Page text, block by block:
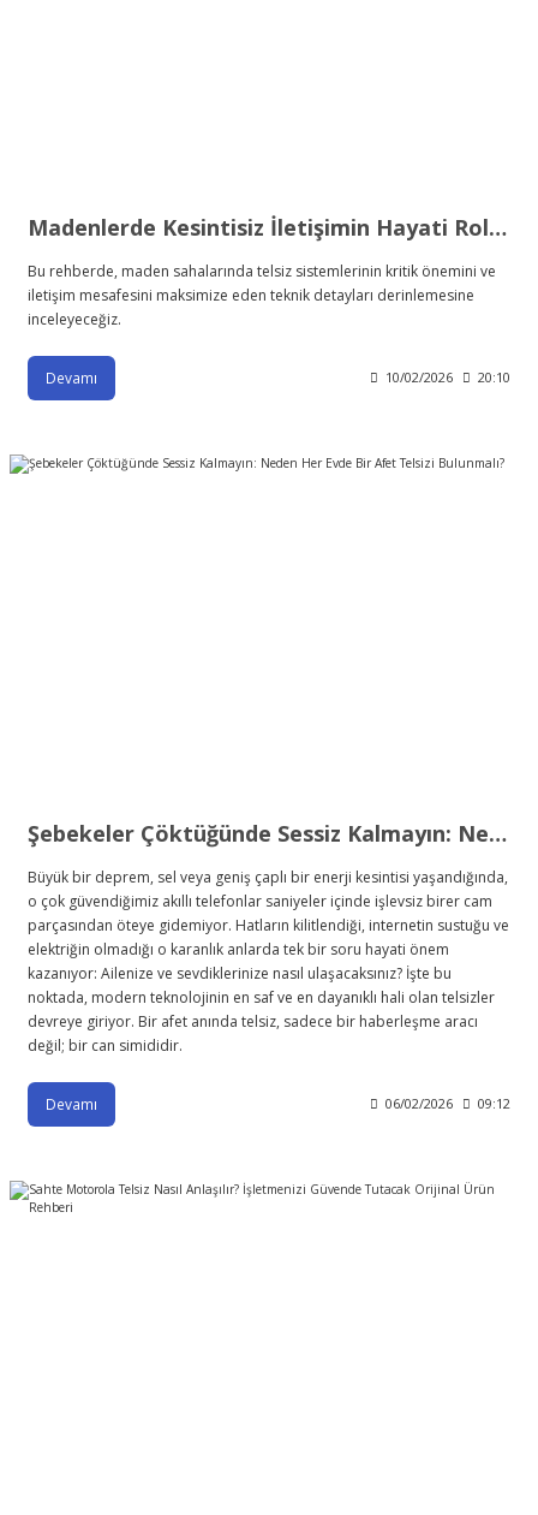
Madenlerde Kesintisiz İletişimin Hayati Rolü: Yerin Metrelerce Altında Güvenliğin Anahtarı
Bu rehberde, maden sahalarında telsiz sistemlerinin kritik önemini ve
iletişim mesafesini maksimize eden teknik detayları derinlemesine
inceleyeceğiz.
Devamı 10/02/2026 20:10
Şebekeler Çöktüğünde Sessiz Kalmayın: Neden Her Evde Bir Afet Telsizi Bulunmalı?
Büyük bir deprem, sel veya geniş çaplı bir enerji kesintisi yaşandığında,
o çok güvendiğimiz akıllı telefonlar saniyeler içinde işlevsiz birer cam
parçasından öteye gidemiyor. Hatların kilitlendiği, internetin sustuğu ve
elektriğin olmadığı o karanlık anlarda tek bir soru hayati önem
kazanıyor: Ailenize ve sevdiklerinize nasıl ulaşacaksınız? İşte bu
noktada, modern teknolojinin en saf ve en dayanıklı hali olan telsizler
devreye giriyor. Bir afet anında telsiz, sadece bir haberleşme aracı
değil; bir can simididir.
Devamı 06/02/2026 09:12